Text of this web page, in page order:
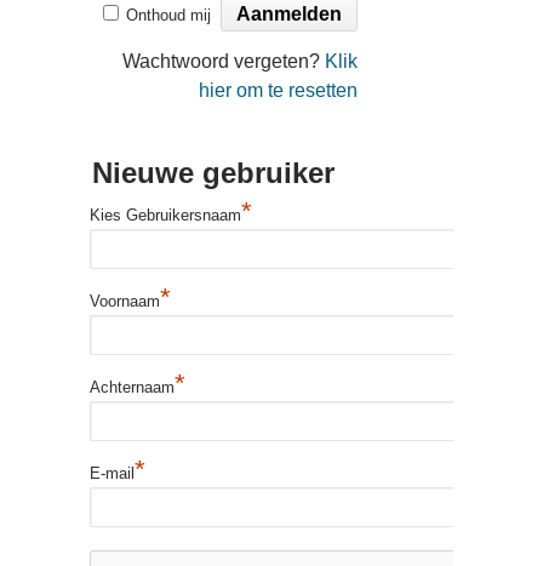
Onthoud mij
Wachtwoord vergeten? Klik
hier om te resetten
Nieuwe gebruiker
Kies Gebruikersnaam*
Voornaam*
Achternaam*
E-mail *